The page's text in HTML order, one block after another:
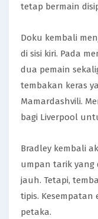
tetap bermain
Doku kembali
di sisi kiri. Pada
dua pemain
tembakan keras
Mamardashvili.
bagi Liverpool
Bradley kembali
umpan tarik yang
jauh. Tetapi,
tipis.
petaka.